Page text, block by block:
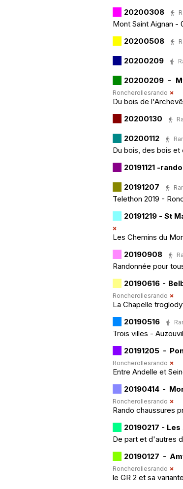
20200308
Mont Saint Aignan -
20200508
20200209
20200209 -
Roncherollesrando
Du bois de
20200130
20200112
Du bois, des bois et
20191121 -
20191207
Telethon 2019 -
20191219 - St
Les Chemins du
20190908
Randonnée pour
20190616 -
Roncherollesrando
La Chapelle
20190516
Trois villes -
20191205 -
Roncherollesrando
Entre Andelle et
20190414 -
Roncherollesrando
Rando chaussures
20190217 -
De part et d'autres
20190127 -
Roncherollesrando
le GR 2 et sa